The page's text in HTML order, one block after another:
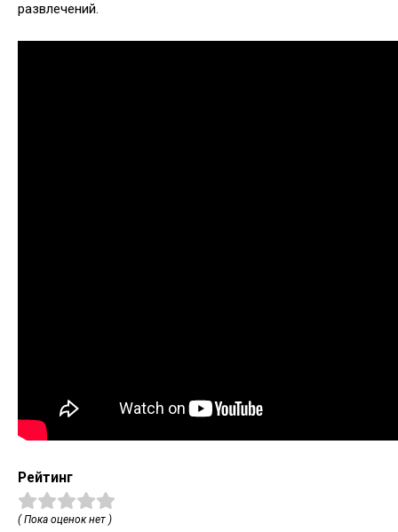
развлечений.
Рейтинг
( Пока оценок нет )